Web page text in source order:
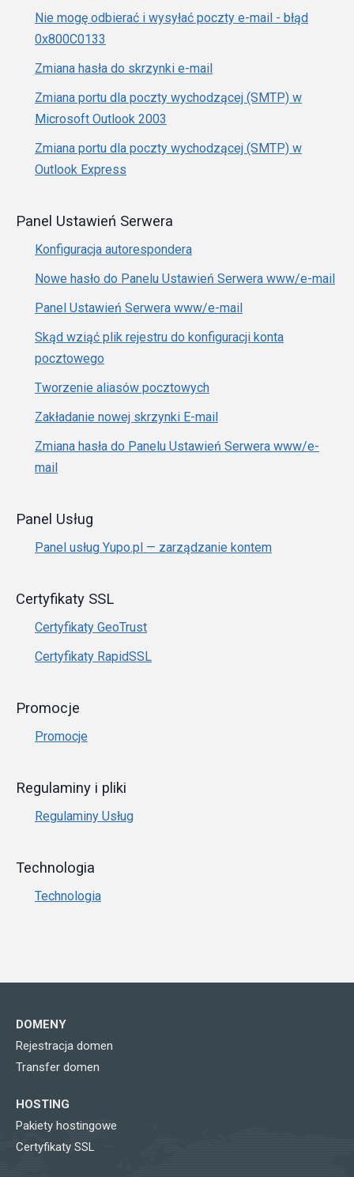
Nie mogę odbierać i wysyłać poczty e-mail - błąd
0x800C0133
Zmiana hasła do skrzynki e-mail
Zmiana portu dla poczty wychodzącej (SMTP) w
Microsoft Outlook 2003
Zmiana portu dla poczty wychodzącej (SMTP) w
Outlook Express
Panel Ustawień Serwera
Konfiguracja autorespondera
Nowe hasło do Panelu Ustawień Serwera www/e-mail
Panel Ustawień Serwera www/e-mail
Skąd wziąć plik rejestru do konfiguracji konta
pocztowego
Tworzenie aliasów pocztowych
Zakładanie nowej skrzynki E-mail
Zmiana hasła do Panelu Ustawień Serwera www/e-
mail
Panel Usług
Panel usług Yupo.pl — zarządzanie kontem
Certyfikaty SSL
Certyfikaty GeoTrust
Certyfikaty RapidSSL
Promocje
Promocje
Regulaminy i pliki
Regulaminy Usług
Technologia
Technologia
DOMENY
Rejestracja domen
Transfer domen
HOSTING
Pakiety hostingowe
Certyfikaty SSL